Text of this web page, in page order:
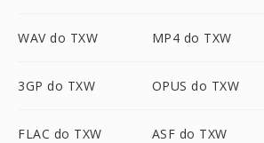
WAV do TXW MP4 do TXW
3GP do TXW OPUS do TXW
FLAC do TXW ASF do TXW